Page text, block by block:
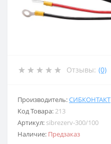
Отзывы: (0)
Производитель:СИБКОНТАКТ
Код Товара: 213
Артикул: sibrezerv-300/100
Наличие: Предзаказ